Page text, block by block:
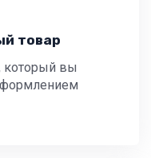
товар
который вы